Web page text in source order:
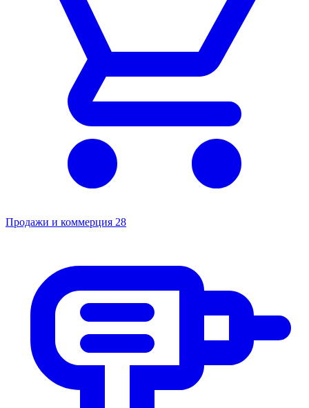
Продажи и коммерция 28